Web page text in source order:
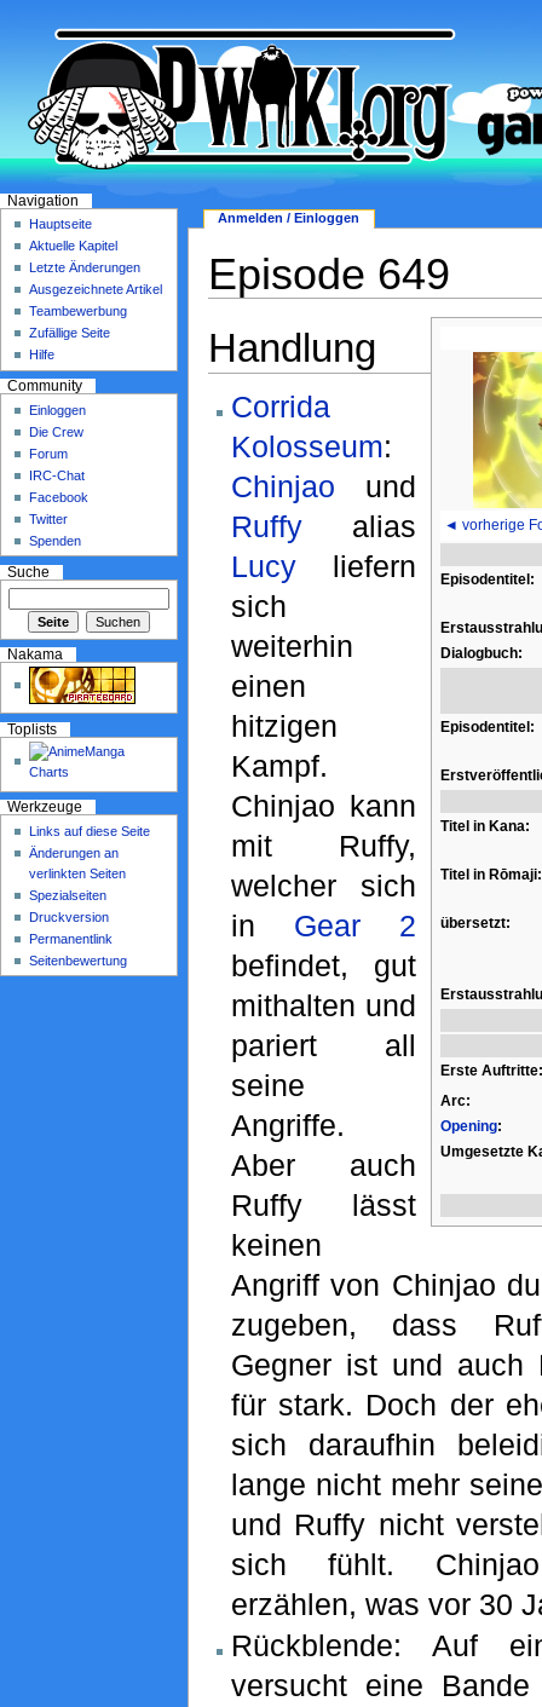
Episode 649
◄ vorherige
Episodentitel:
Dialogbuch:
Episodentitel:
Titel in Kana:
Titel in Rōmaji:
übersetzt:
Erste Auftritte:
Arc:
Opening:
Umgesetzte
Handlung
Corrida
Kolosseum:
Chinjao und
Ruffyalias
Lucyliefern
sich
weiterhin
einen
hitzigen
Kampf.
Chinjao kann
mit Ruffy,
welcher sich
in Gear 2
befindet, gut
mithalten und
pariert all
seine
Angriffe.
Aber auch
Ruffy lässt
keinen
Angriff von Chinjao
zugeben, dass
Gegner ist und auch
für stark. Doch der
sich daraufhin
lange nicht mehr
und Ruffy nicht
sich fühlt.
erzählen, was vor 30
Rückblende: Auf
versucht eine
Anmelden / Einloggen
Navigation
Hauptseite
Aktuelle Kapitel
Letzte Änderungen
Ausgezeichnete Artikel
Teambewerbung
Zufällige Seite
Hilfe
Community
Einloggen
Die Crew
Forum
IRC-Chat
Facebook
Twitter
Spenden
Suche
Nakama
Toplists
Werkzeuge
Links auf diese Seite
Änderungen an
verlinkten Seiten
Spezialseiten
Druckversion
Permanentlink
Seitenbewertung